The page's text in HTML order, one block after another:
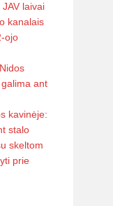
laivai
kanalais
ojo
ant
kavinėje:
stalo
skeltom
prie